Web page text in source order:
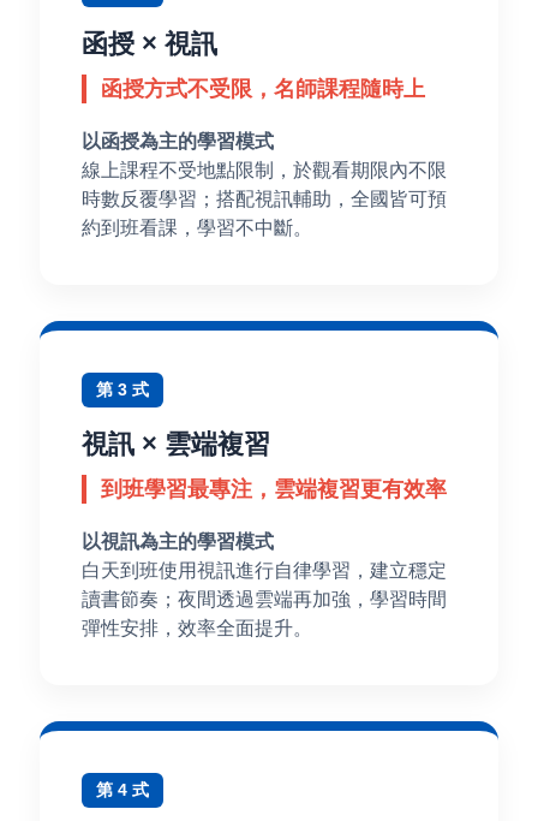
函授 × 視訊
函授方式不受限，名師課程隨時上
以函授為主的學習模式
線上課程不受地點限制，於觀看期限內不限
時數反覆學習；搭配視訊輔助，全國皆可預
約到班看課，學習不中斷。
第 3 式
視訊 × 雲端複習
到班學習最專注，雲端複習更有效率
以視訊為主的學習模式
白天到班使用視訊進行自律學習，建立穩定
讀書節奏；夜間透過雲端再加強，學習時間
彈性安排，效率全面提升。
第 4 式